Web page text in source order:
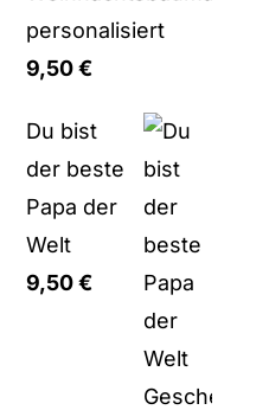
personalisiert
9,50€
Du bist
der beste
Papa der
Welt
9,50€